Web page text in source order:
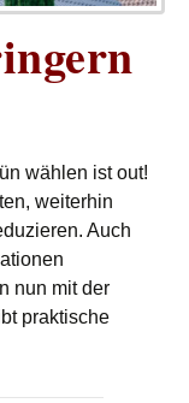
wählen ist out!
weiterhin
Auch
nun mit der
praktische